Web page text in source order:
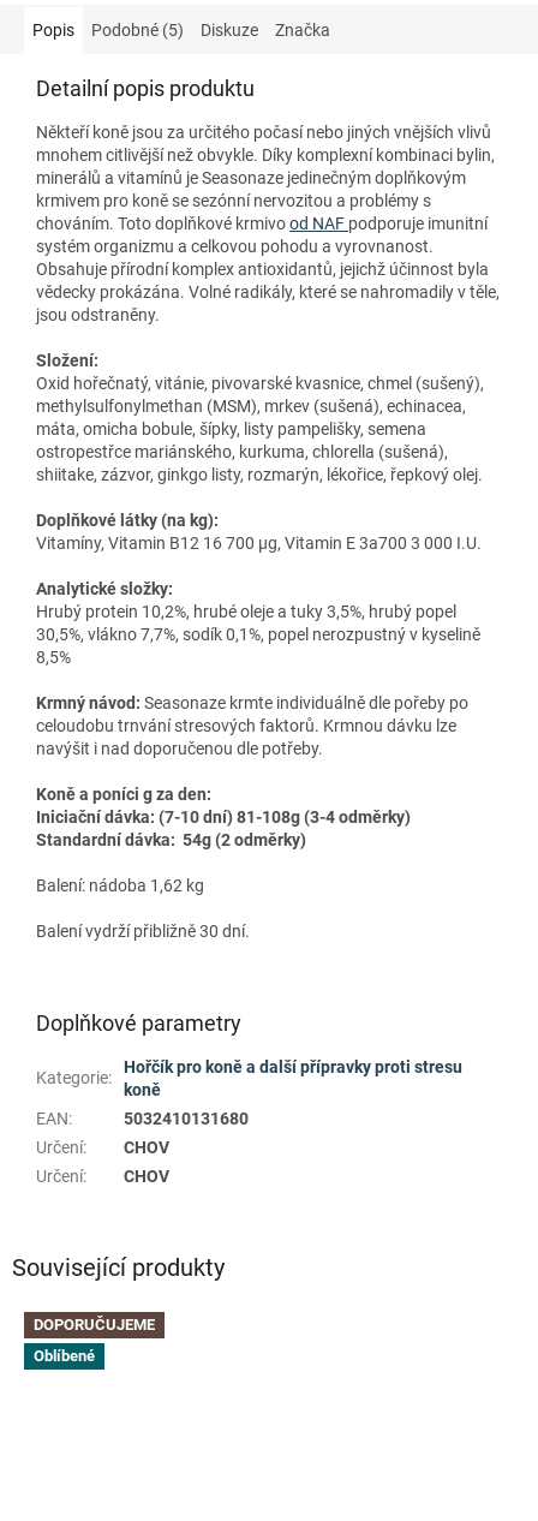
Související produkty
DOPORUČUJEME
Oblíbené
Popis Podobné (5) Diskuze Značka
Detailní popis produktu
Někteří koně jsou za určitého počasí nebo jiných vnějších vlivů
mnohem citlivější než obvykle. Díky komplexní kombinaci bylin,
minerálů a vitamínů je Seasonaze ​​jedinečným doplňkovým
krmivem pro koně se sezónní nervozitou a problémy s
chováním. Toto doplňkové krmivood NAF podporuje imunitní
systém organizmu a celkovou pohodu a vyrovnanost.
Obsahuje přírodní komplex antioxidantů, jejichž účinnost byla
vědecky prokázána. Volné radikály, které se nahromadily v těle,
jsou odstraněny.
Složení:
Oxid hořečnatý, vitánie, pivovarské kvasnice, chmel (sušený),
methylsulfonylmethan (MSM), mrkev (sušená), echinacea,
máta, omicha bobule, šípky, listy pampelišky, semena
ostropestřce mariánského, kurkuma, chlorella (sušená),
shiitake, zázvor, ginkgo listy, rozmarýn, lékořice, řepkový olej.
Doplňkové látky (na kg):
Vitamíny, Vitamin B12 16 700 μg, Vitamin E 3a700 3 000 I.U.
Analytické složky:
Hrubý protein 10,2%, hrubé oleje a tuky 3,5%, hrubý popel
30,5%, vlákno 7,7%, sodík 0,1%, popel nerozpustný v kyselině
8,5%
Krmný návod: Seasonaze krmte individuálně dle pořeby po
celoudobu trnvání stresových faktorů. Krmnou dávku lze
navýšit i nad doporučenou dle potřeby.
Koně a poníci g za den:
Iniciační dávka: (7-10 dní) 81-108g (3-4 odměrky)
Standardní dávka: 54g (2 odměrky)
Balení: nádoba 1,62 kg
Balení vydrží přibližně 30 dní.
Doplňkové parametry
Kategorie:
Hořčík pro koně a další přípravky proti stresu
koně
EAN:
5032410131680
Určení:
CHOV
Určení: CHOV